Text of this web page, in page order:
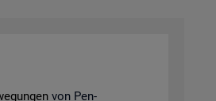
von Pen­